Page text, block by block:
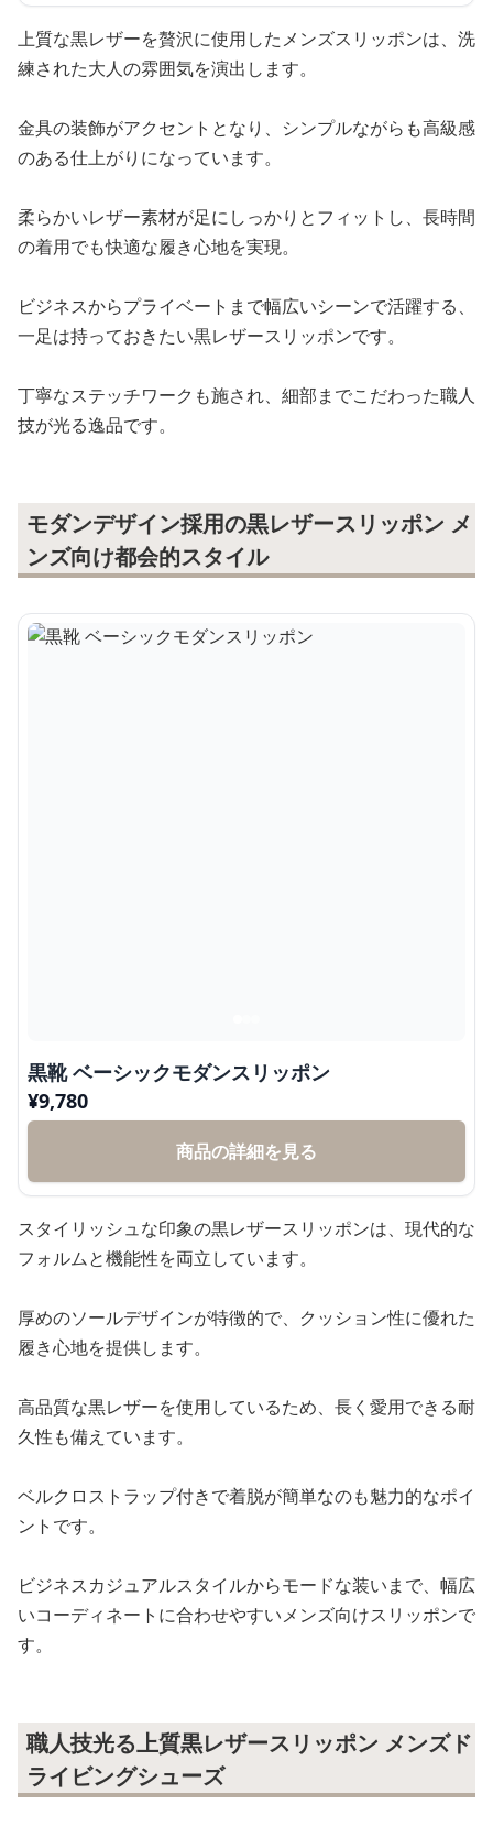
上質な黒レザーを贅沢に使用したメンズスリッポンは、洗
練された大人の雰囲気を演出します。
金具の装飾がアクセントとなり、シンプルながらも高級感
のある仕上がりになっています。
柔らかいレザー素材が足にしっかりとフィットし、長時間
の着用でも快適な履き心地を実現。
ビジネスからプライベートまで幅広いシーンで活躍する、
一足は持っておきたい黒レザースリッポンです。
丁寧なステッチワークも施され、細部までこだわった職人
技が光る逸品です。
モダンデザイン採用の黒レザースリッポン メ
ンズ向け都会的スタイル
黒靴 ベーシックモダンスリッポン
¥9,780
商品の詳細を見る
スタイリッシュな印象の黒レザースリッポンは、現代的な
フォルムと機能性を両立しています。
厚めのソールデザインが特徴的で、クッション性に優れた
履き心地を提供します。
高品質な黒レザーを使用しているため、長く愛用できる耐
久性も備えています。
ベルクロストラップ付きで着脱が簡単なのも魅力的なポイ
ントです。
ビジネスカジュアルスタイルからモードな装いまで、幅広
いコーディネートに合わせやすいメンズ向けスリッポンで
す。
職人技光る上質黒レザースリッポン メンズド
ライビングシューズ